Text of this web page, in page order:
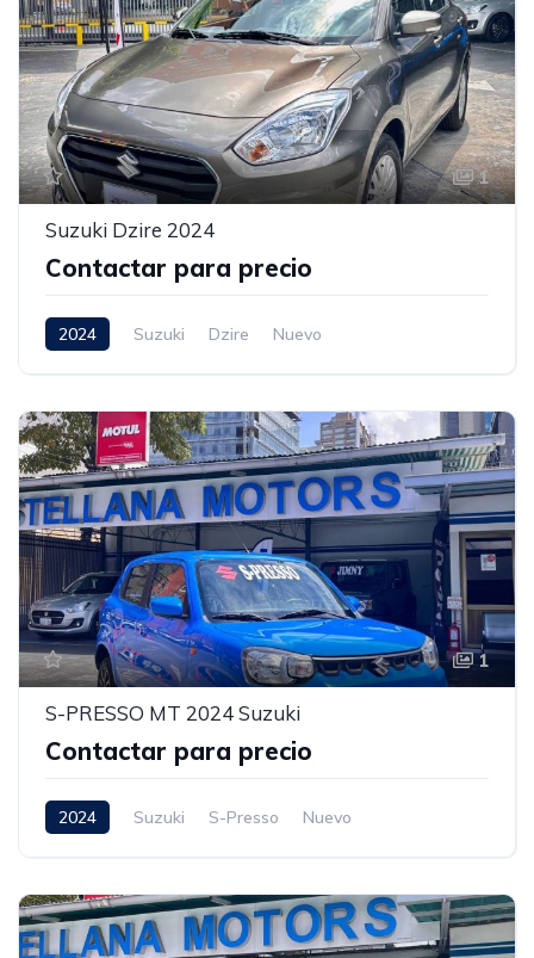
1
Suzuki Dzire 2024
Contactar para precio
2024 Suzuki Dzire Nuevo
1
S-PRESSO MT 2024 Suzuki
Contactar para precio
2024 Suzuki S-Presso Nuevo